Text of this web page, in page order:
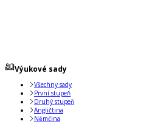
Výukové sady
Všechny sady
První stupeň
Druhý stupeň
Angličtina
Němčina